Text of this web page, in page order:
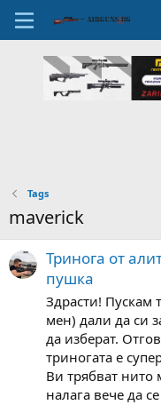
Tags
maverick
Тринога от
пушка
Здрасти! Пускам
мен) дали да си
да изберат.
триногата е
Ви трябват нито
налага вече да